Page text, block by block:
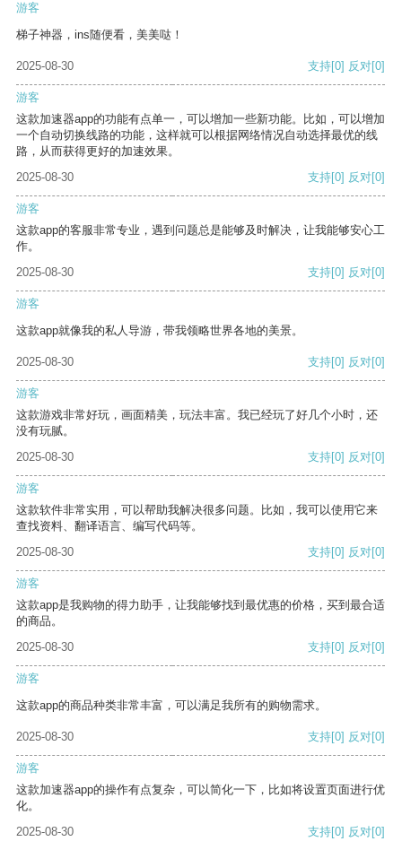
游客
梯子神器，ins随便看，美美哒！
2025-08-30 支持[0] 反对[0]
游客
这款加速器app的功能有点单一，可以增加一些新功能。比如，可以增加
一个自动切换线路的功能，这样就可以根据网络情况自动选择最优的线
路，从而获得更好的加速效果。
2025-08-30
支持[0] 反对[0]
游客
这款app的客服非常专业，遇到问题总是能够及时解决，让我能够安心工
作。
2025-08-30
支持[0] 反对[0]
游客
这款app就像我的私人导游，带我领略世界各地的美景。
2025-08-30 支持[0] 反对[0]
游客
这款游戏非常好玩，画面精美，玩法丰富。我已经玩了好几个小时，还
没有玩腻。
2025-08-30
支持[0] 反对[0]
游客
这款软件非常实用，可以帮助我解决很多问题。比如，我可以使用它来
查找资料、翻译语言、编写代码等。
2025-08-30
支持[0] 反对[0]
游客
这款app是我购物的得力助手，让我能够找到最优惠的价格，买到最合适
的商品。
2025-08-30
支持[0] 反对[0]
游客
这款app的商品种类非常丰富，可以满足我所有的购物需求。
2025-08-30 支持[0] 反对[0]
游客
这款加速器app的操作有点复杂，可以简化一下，比如将设置页面进行优
化。
2025-08-30
支持[0] 反对[0]